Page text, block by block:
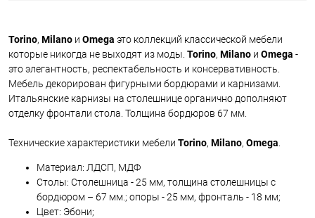
Torino, Milano и Omega это коллекций классической мебели
которые никогда не выходят из моды. Torino, Milano и Omega -
это элегантность, респектабельность и консервативность.
Мебель декорирован фигурными бордюрами и карнизами.
Итальянские карнизы на столешнице органично дополняют
отделку фронтали стола. Толщина бордюров 67 мм.
Технические характеристики мебели Torino, Milano, Omega
Материал: ЛДСП, МДФ
Столы: Столешница - 25 мм, толщина столешницы с
бордюром – 67 мм.; опоры - 25 мм, фронталь - 18 мм;
Цвет: Эбони;